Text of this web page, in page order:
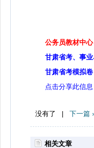
公务员教材中
甘肃省考、事
甘肃省考模拟
点击分享此信息
没有了 | 下一篇
相关文章